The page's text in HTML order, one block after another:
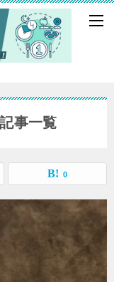
事一覧
0